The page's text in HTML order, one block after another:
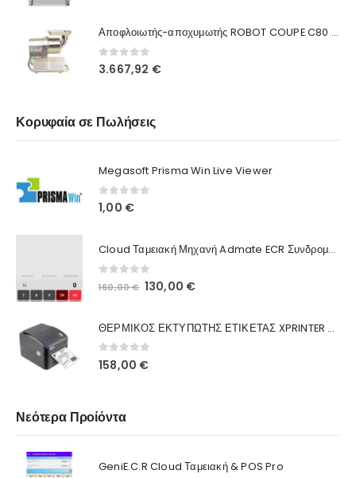
Αποφλοιωτής-αποχυμωτής ROBOT COUPE C80 55012
0 out of 5
3.667,92 €
Κορυφαία σε Πωλήσεις
Megasoft Prisma Win Live Viewer
0 out of 5
1,00 €
Cloud Ταμειακή Μηχανή Admate ECR Συνδρομή 12 μηνών
out of 5
160,00€ 130,00 €
ΘΕΡΜΙΚΟΣ ΕΚΤΥΠΩΤΗΣ ΕΤΙΚΕΤΑΣ XPRINTER XP-420B
0out of 5
158,00 €
Νεότερα Προίόντα
GeniE.C.R Cloud Ταμειακή & POS Pro